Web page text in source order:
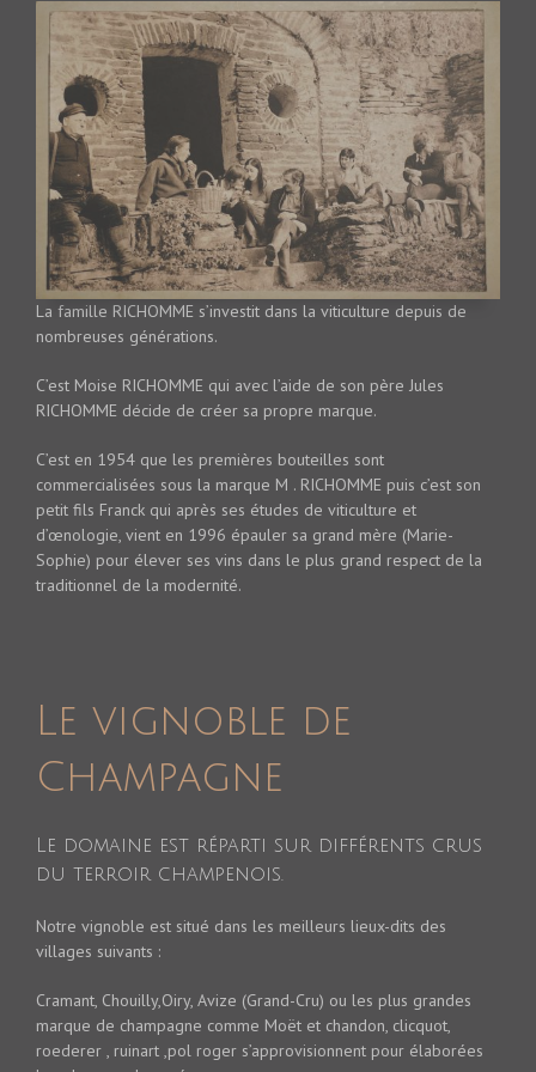
La famille RICHOMME s’investit dans la viticulture depuis de
nombreuses générations.
C’est Moise RICHOMME qui avec l’aide de son père Jules
RICHOMME décide de créer sa propre marque.
C’est en 1954 que les premières bouteilles sont
commercialisées sous la marque M . RICHOMME puis c’est son
petit fils Franck qui après ses études de viticulture et
d’œnologie, vient en 1996 épauler sa grand mère (Marie-
Sophie) pour élever ses vins dans le plus grand respect de la
traditionnel de la modernité.
Le vignoble de
Champagne
Le domaine est réparti sur différents crus
du terroir champenois.
Notre vignoble est situé dans les meilleurs lieux-dits des
villages suivants :
Cramant, Chouilly,Oiry, Avize (Grand-Cru) ou les plus grandes
marque de champagne comme Moët et chandon, clicquot,
roederer , ruinart ,pol roger s’approvisionnent pour élaborées